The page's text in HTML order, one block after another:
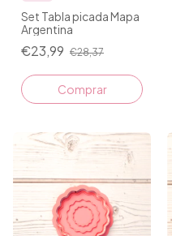
Set Tabla picada Mapa
Argentina
€23,99 €28,37
Comprar